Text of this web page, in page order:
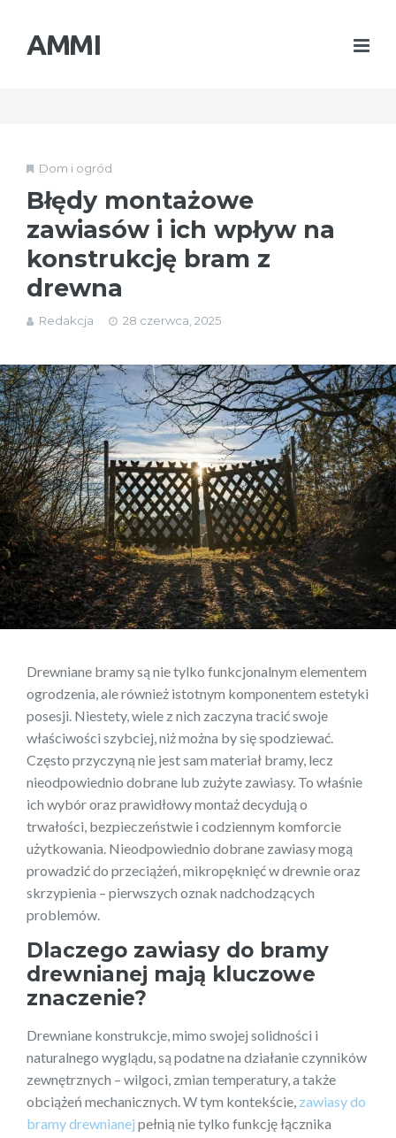
AMMI
Dom i ogród
Błędy montażowe
zawiasów i ich wpływ na
konstrukcję bram z
drewna
Redakcja 28 czerwca, 2025
Drewniane bramy są nie tylko funkcjonalnym elementem
ogrodzenia, ale również istotnym komponentem estetyki
posesji. Niestety, wiele z nich zaczyna tracić swoje
właściwości szybciej, niż można by się spodziewać.
Często przyczyną nie jest sam materiał bramy, lecz
nieodpowiednio dobrane lub zużyte zawiasy. To właśnie
ich wybór oraz prawidłowy montaż decydują o
trwałości, bezpieczeństwie i codziennym komforcie
użytkowania. Nieodpowiednio dobrane zawiasy mogą
prowadzić do przeciążeń, mikropęknięć w drewnie oraz
skrzypienia – pierwszych oznak nadchodzących
problemów.
Dlaczego zawiasy do bramy
drewnianej mają kluczowe
znaczenie?
Drewniane konstrukcje, mimo swojej solidności i
naturalnego wyglądu, są podatne na działanie czynników
zewnętrznych – wilgoci, zmian temperatury, a także
obciążeń mechanicznych. W tym kontekście, zawiasy do
bramy drewnianej pełnią nie tylko funkcję łącznika